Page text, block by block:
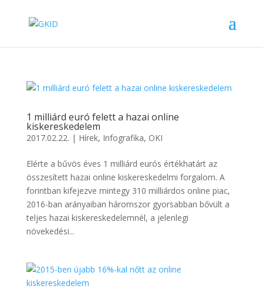
1 milliárd euró felett a hazai online
kiskereskedelem
2017.02.22. | Hírek, Infografika, OKI
Elérte a bűvös éves 1 milliárd eurós értékhatárt az
összesített hazai online kiskereskedelmi forgalom. A
forintban kifejezve mintegy 310 milliárdos online piac,
2016-ban arányaiban háromszor gyorsabban bővült a
teljes hazai kiskereskedelemnél, a jelenlegi
növekedési...